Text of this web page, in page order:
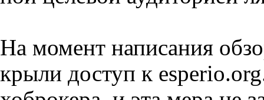
На момент написания
крыли доступ к